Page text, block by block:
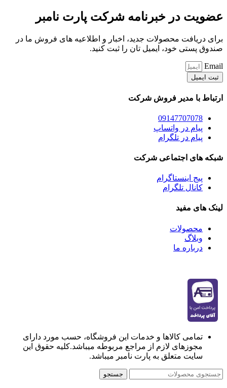
عضویت در خبرنامه شرکت پارت نامبر
برای دریافت محصولات جدید، اخبار و اطلاعیه های فروش ما در
صندوق پستی خود، ایمیل تان را ثبت کنید.
Email
ثبت ایمیل
ارتباط با مدیر فروش شرکت
09147707078
پیام در واتساپ
پیام در تلگرام
شبکه های اجتماعی شرکت
پیج اینستاگرام
کانال تلگرام
لینک های مفید
محصولات
وبلاگ
درباره ما
تمامی کالاها و خدمات این فروشگاه، حسب مورد دارای
مجوزهای لازم از مراجع مربوطه میباشد.کلیه حقوق این
سایت متعلق به پارت نامبر میباشد.
جستجو